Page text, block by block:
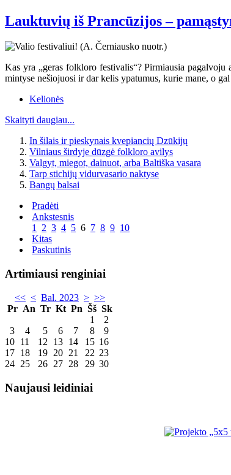
Lauktuvių iš Prancūzijos –
Kas yra „geras folkloro festivalis“? Pirmiausia
mintyse nešiojuosi ir dar kelis ypatumus, kurie mane, o
Kelionės
Skaityti daugiau...
In šilais ir pieskynais kvepiancių Dzūkijų
Vilniaus širdyje dūzgė folkloro avilys
Valgyt, miegot, dainuot, arba Baltiška vasara
Tarp stichijų vidurvasario naktyse
Bangų balsai
Pradėti
Ankstesnis
1 2 3 4 5 6 7 8 9 10
Kitas
Paskutinis
Artimiausi renginiai
<< < Bal. 2023 > >>
Pr An Tr Kt Pn Šš Sk
1
2
3
4 5 6 7 8
9
10 11 12 13 14 15 16
17 18 19 20 21 22 23
24 25 26 27 28 29 30
Naujausi leidiniai